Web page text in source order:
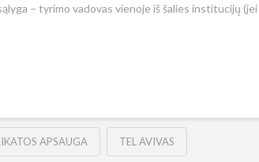
– tyrimo vadovas vienoje iš šalies institucijų (jei
APSAUGA TEL AVIVAS